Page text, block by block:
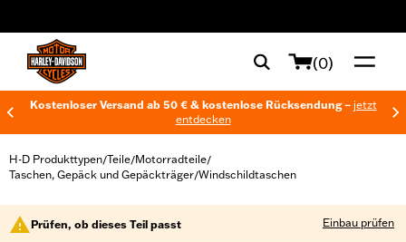
(0)
Kostenloser Versand ab 50 € & kostenlose Rücksendung – jetzt
entdecken
H-D Produkttypen/Teile/Motorradteile/
Taschen, Gepäck und Gepäckträger/Windschildtaschen
Prüfen, ob dieses Teil passt Einbau prüfen